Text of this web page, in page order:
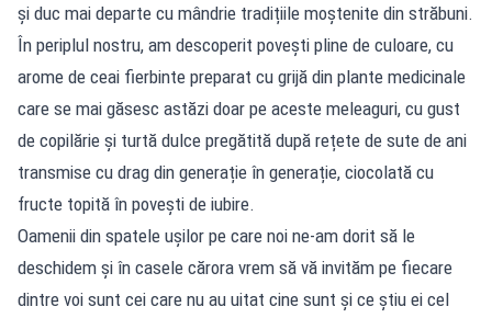
și duc mai departe cu mândrie tradițiile moștenite din străbuni.
În periplul nostru, am descoperit povești pline de culoare, cu
arome de ceai fierbinte preparat cu grijă din plante medicinale
care se mai găsesc astăzi doar pe aceste meleaguri, cu gust
de copilărie și turtă dulce pregătită după rețete de sute de ani
transmise cu drag din generație în generație, ciocolată cu
fructe topită în povești de iubire.
Oamenii din spatele ușilor pe care noi ne-am dorit să le
deschidem și în casele cărora vrem să vă invităm pe fiecare
dintre voi sunt cei care nu au uitat cine sunt și ce știu ei cel